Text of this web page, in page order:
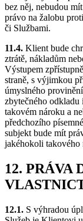
bez něj, nebudou
právo na žalobu
či Službami.
11.4. Klient bude
ztrátě, nákladům
Výstupem
straně, s výjimkou
úmyslného
zbytečného
takovém nároku a
předchozího
subjekt bude mít
jakéhokoli takového
12. PRÁVA
12.1. S výhradou